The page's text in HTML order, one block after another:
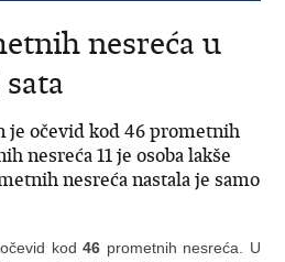
nesreća u
je očevid kod 46 prometnih
nesreća 11 je osoba lakše
nesreća nastala je samo
kod 46 prometnih nesreća. U